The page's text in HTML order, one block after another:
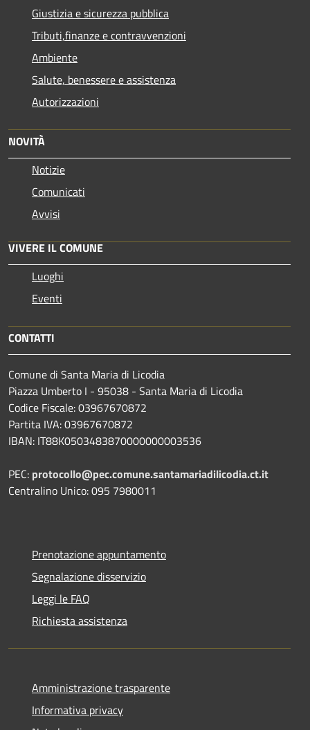
Giustizia e sicurezza pubblica
Tributi,finanze e contravvenzioni
Ambiente
Salute, benessere e assistenza
Autorizzazioni
NOVITÀ
Notizie
Comunicati
Avvisi
VIVERE IL COMUNE
Luoghi
Eventi
CONTATTI
Comune di Santa Maria di Licodia
Piazza Umberto I - 95038 - Santa Maria di Licodia
Codice Fiscale: 03967670872
Partita IVA: 03967670872
IBAN: IT88K0503483870000000003536
PEC: protocollo@pec.comune.santamariadilicodia.ct.it
Centralino Unico: 095 7980011
Prenotazione appuntamento
Segnalazione disservizio
Leggi le FAQ
Richiesta assistenza
Amministrazione trasparente
Informativa privacy